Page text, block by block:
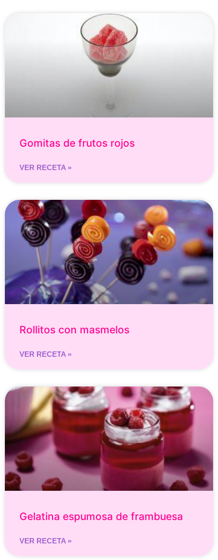
Gomitas de frutos rojos
VER RECETA »
Rollitos con masmelos
VER RECETA »
Gelatina espumosa de frambuesa
VER RECETA »